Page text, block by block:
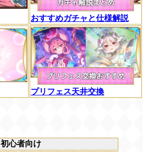
おすすめガチャと仕様解説
プリフェス天井交換
初心者向け